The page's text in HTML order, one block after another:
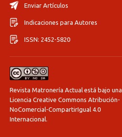
Enviar Artículos
Indicaciones para Autores
ISSN: 2452-5820
Revista Matronería Actual está bajo una
Licencia Creative Commons Atribución-
NoComercial-CompartirIgual 4.0
Internacional.